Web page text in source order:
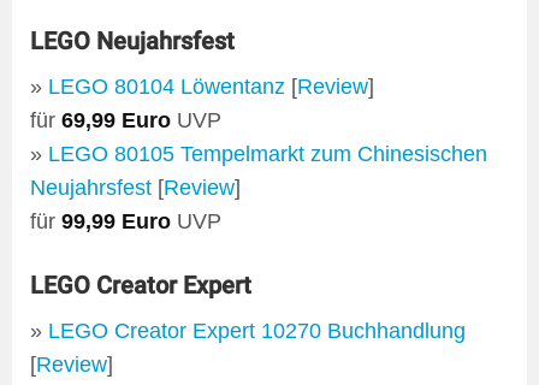
LEGO Neujahrsfest
» LEGO 80104 Löwentanz [Review]
für 69,99 Euro UVP
» LEGO 80105 Tempelmarkt zum Chinesischen
Neujahrsfest [Review]
für 99,99 Euro UVP
LEGO Creator Expert
» LEGO Creator Expert 10270 Buchhandlung
[Review]